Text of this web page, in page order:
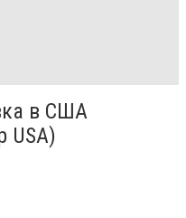
в США
USA)